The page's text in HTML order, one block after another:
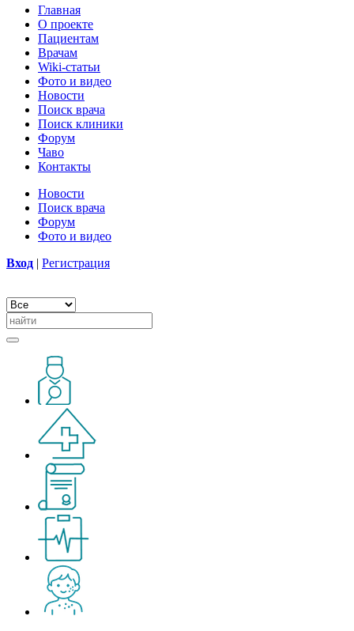
Главная
О проекте
Пациентам
Врачам
Wiki-статьи
Фото и видео
Новости
Поиск врача
Поиск клиники
Форум
Чаво
Контакты
Новости
Поиск врача
Форум
Фото и видео
Вход | Регистрация